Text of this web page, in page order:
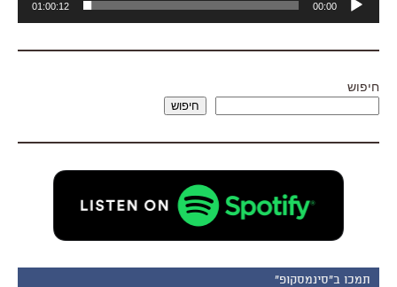
אודיו
00:00
01:00:12
חיפוש
חיפוש
תמכו ב"סינמסקופ"